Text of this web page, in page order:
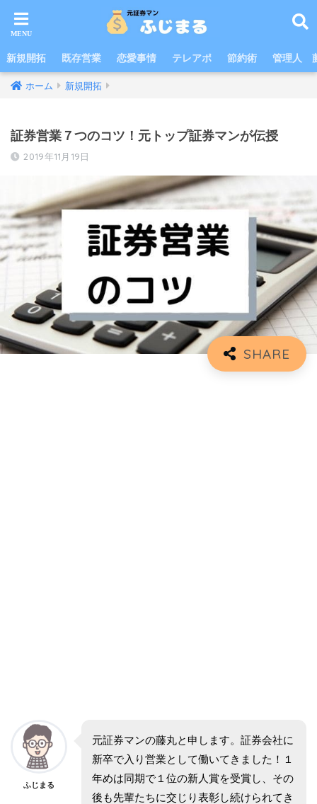
新規開拓 既存営業 恋愛事情 テレアポ 節約術 管理人
ホーム 新規開拓
証券営業７つのコツ！元トップ証券マンが伝授
2019年11月19日
ふじまる
元証券マンの藤丸と申します。証券会社に
新卒で入り営業として働いてきました！１
年めは同期で１位の新人賞を受賞し、その
後も先輩たちに交じり表彰し続けられてき